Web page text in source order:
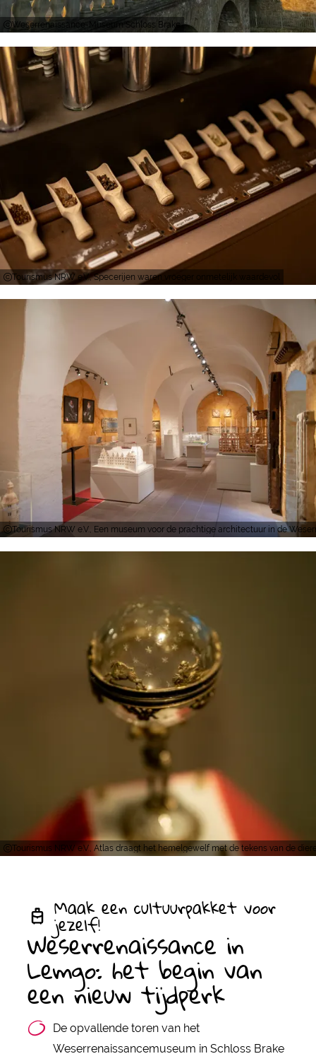
Weserrenaissance-Museum Schloss Brake
Tourismus NRW e.V., Specerijen waren vroeger onmetelijk waardevol
Tourismus NRW e.V., Een museum voor de prachtige architectuur in de
Tourismus NRW e.V., Atlas draagt het hemelgewelf met de tekens van de
Maak een cultuurpakket voor
jezelf!
Weserrenaissance in
Lemgo: het begin van
een nieuw tijdperk
De opvallende toren van het
Weserrenaissancemuseum in Schloss Brake